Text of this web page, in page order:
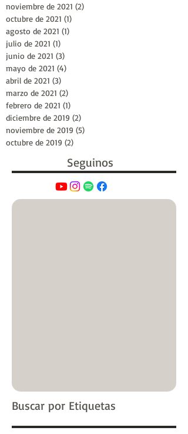
noviembre de 2021 (2)
octubre de 2021 (1)
agosto de 2021 (1)
julio de 2021 (1)
junio de 2021 (3)
mayo de 2021 (4)
abril de 2021 (3)
marzo de 2021 (2)
febrero de 2021 (1)
diciembre de 2019 (2)
noviembre de 2019 (5)
octubre de 2019 (2)
Seguinos
Buscar por Etiquetas